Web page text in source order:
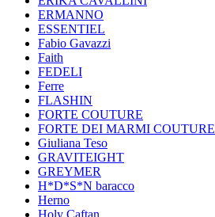
ERMANNO
ESSENTIEL
Fabio Gavazzi
Faith
FEDELI
Ferre
FLASHIN
FORTE COUTURE
FORTE DEI MARMI COUTURE
Giuliana Teso
GRAVITEIGHT
GREYMER
H*D*S*N baracco
Herno
Holy Caftan